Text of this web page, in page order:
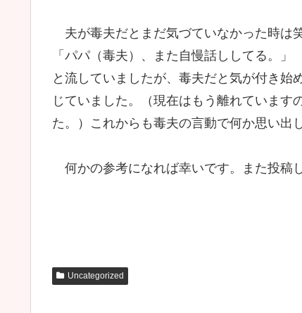
夫が毒夫だとまだ気づていなかった時は笑
「パパ（毒夫）、また自慢話ししてる。」
と流していましたが、毒夫だと気が付き
じていました。（現在はもう離れています
た。）これからも毒夫の言動で何か思い出
何かの参考になれば幸いです。また投稿
Uncategorized